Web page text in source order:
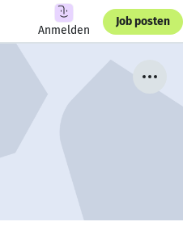
Anmelden
Job posten